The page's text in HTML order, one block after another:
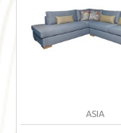
ASIA